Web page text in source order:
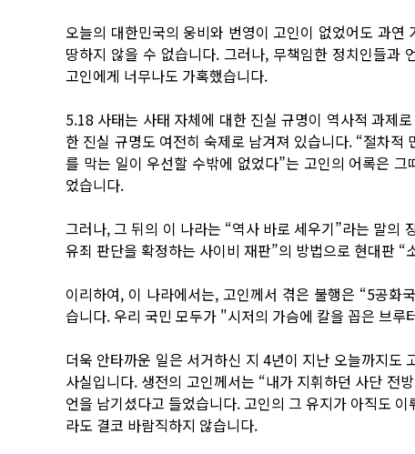
오늘의 대한민국의 웅비와 번영이 고인이 없었어도 과
땅하지 않을 수 없습니다. 그러나, 무책임한 정치인들과
고인에게 너무나도 가혹했습니다.
5.18 사태는 사태 자체에 대한 진실 규명이 역사적 과제
한 진실 규명도 여전히 숙제로 남겨져 있습니다. “절차
를 막는 일이 우선할 수밖에 없었다”는 고인의 어록은
었습니다.
그러나, 그 뒤의 이 나라는 “역사 바로 세우기”라는 말의
유죄 판단을 확정하는 사이비 재판”의 방법으로 현대판
이리하여, 이 나라에서는, 고인께서 겪은 불행은 “5공화
습니다. 우리 국민 모두가 "시저의 가슴에 칼을 꼽은 브루
더욱 안타까운 일은 서거하신 지 4년이 지난 오늘까지도
사실입니다. 생전의 고인께서는 “내가 지휘하던 사단 전
언을 남기셨다고 들었습니다. 고인의 그 유지가 아직도
라도 결코 바람직하지 않습니다.